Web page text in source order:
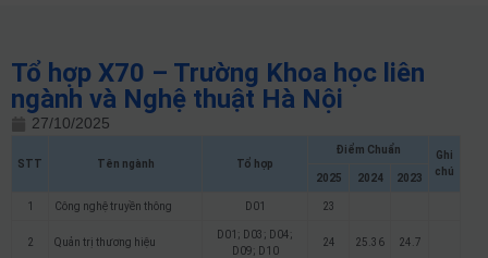
Tổ hợp X70 – Trường Khoa học liên
ngành và Nghệ thuật Hà Nội
27/10/2025
STT Tên ngành Tổ hợp
Điểm Chuẩn
Ghi
chú
2025 2024 2023
1 Công nghệ truyền thông D01 23
2 Quản trị thương hiệu
D01; D03; D04;
D09; D10
24 25.36 24.7